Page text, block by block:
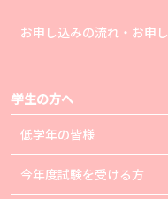
お申し込みの流れ・お申
学生の方へ
低学年の皆様
今年度試験を受ける方